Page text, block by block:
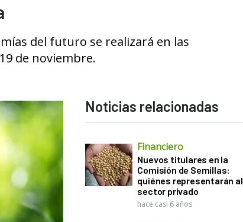
del futuro se realizará en las
de noviembre.
Noticias relacionadas
Financiero
Nuevos titulares en la
Comisión de Semillas:
quiénes representarán al
sector privado
hace casi 6 años